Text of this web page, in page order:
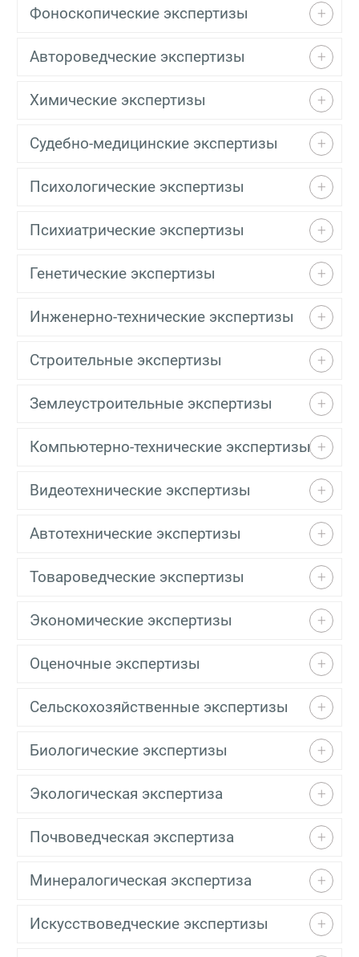
Фоноскопические экспертизы
Автороведческие экспертизы
Химические экспертизы
Судебно-медицинские экспертизы
Психологические экспертизы
Психиатрические экспертизы
Генетические экспертизы
Инженерно-технические экспертизы
Строительные экспертизы
Землеустроительные экспертизы
Компьютерно-технические экспертизы
Видеотехнические экспертизы
Автотехнические экспертизы
Товароведческие экспертизы
Экономические экспертизы
Оценочные экспертизы
Сельскохозяйственные экспертизы
Биологические экспертизы
Экологическая экспертиза
Почвоведческая экспертиза
Минералогическая экспертиза
Искусствоведческие экспертизы